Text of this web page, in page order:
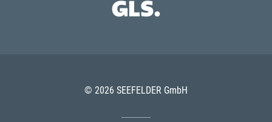
© 2026 SEEFELDER GmbH